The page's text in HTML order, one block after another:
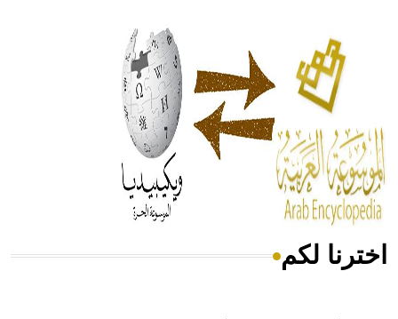
الحكم، الأدلة، تنظيم التغذية، ورسالته في جروح الرأس. ويعود
له الفضل بأنه حرر الطب من الدين والفلسفة.
- هل تعلم أن المرجان إفراز حيواني يتكون في البحر ويتركب
من مادة كربونات الكلسيوم، وهو أحمر أو شديد الحمرة وهو
أجود أنواعه، ويمتاز بكبر الحجم ويسمى الش
هل تعلم أن الأبسيد كلمة فرنسية اللفظ تم اعتمادها مصطلحاً
اخترنا لكم